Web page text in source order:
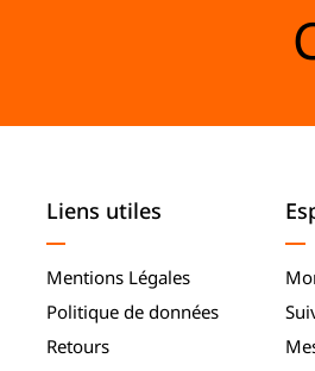
Liens utiles
Mentions Légales
Politique de données
Retours